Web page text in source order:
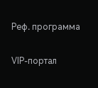
Реф. программа
VIP-портал